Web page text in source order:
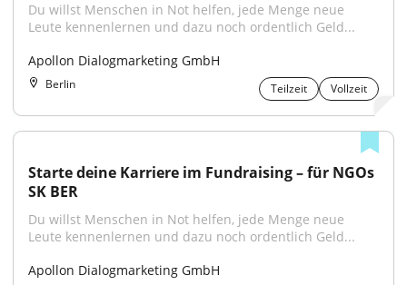
Du willst Menschen in Not helfen, jede Menge neue
Leute kennenlernen und dazu noch ordentlich Geld...
Apollon Dialogmarketing GmbH
Berlin Teilzeit Vollzeit
Starte deine Karriere im Fundraising – für NGOs
SK BER
Du willst Menschen in Not helfen, jede Menge neue
Leute kennenlernen und dazu noch ordentlich Geld...
Apollon Dialogmarketing GmbH